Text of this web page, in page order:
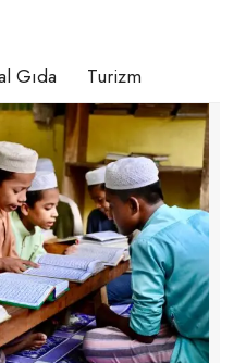
Gıda Turizm